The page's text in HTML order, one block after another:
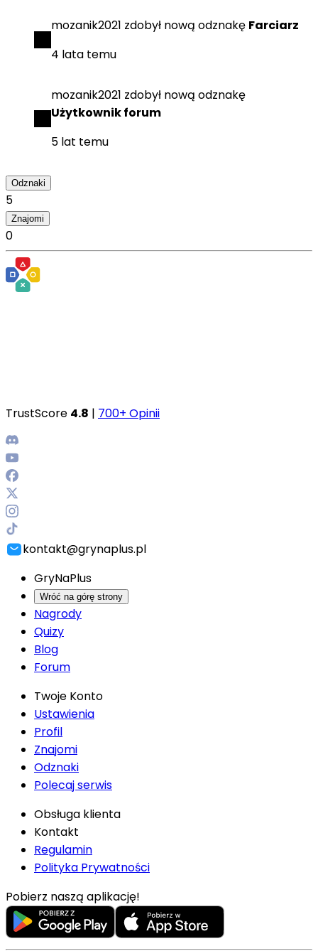
mozanik2021 zdobył nową odznakę Farciarz
4 lata temu
mozanik2021 zdobył nową odznakę
Użytkownik forum
5 lat temu
Odznaki
5
Znajomi
0
TrustScore 4.8 | 700+ Opinii
kontakt@grynaplus.pl
GryNaPlus
Wróć na górę strony
Nagrody
Quizy
Blog
Forum
Twoje Konto
Ustawienia
Profil
Znajomi
Odznaki
Polecaj serwis
Obsługa klienta
Kontakt
Regulamin
Polityka Prywatności
Pobierz naszą aplikację!